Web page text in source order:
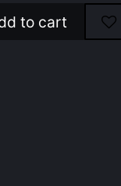
to cart